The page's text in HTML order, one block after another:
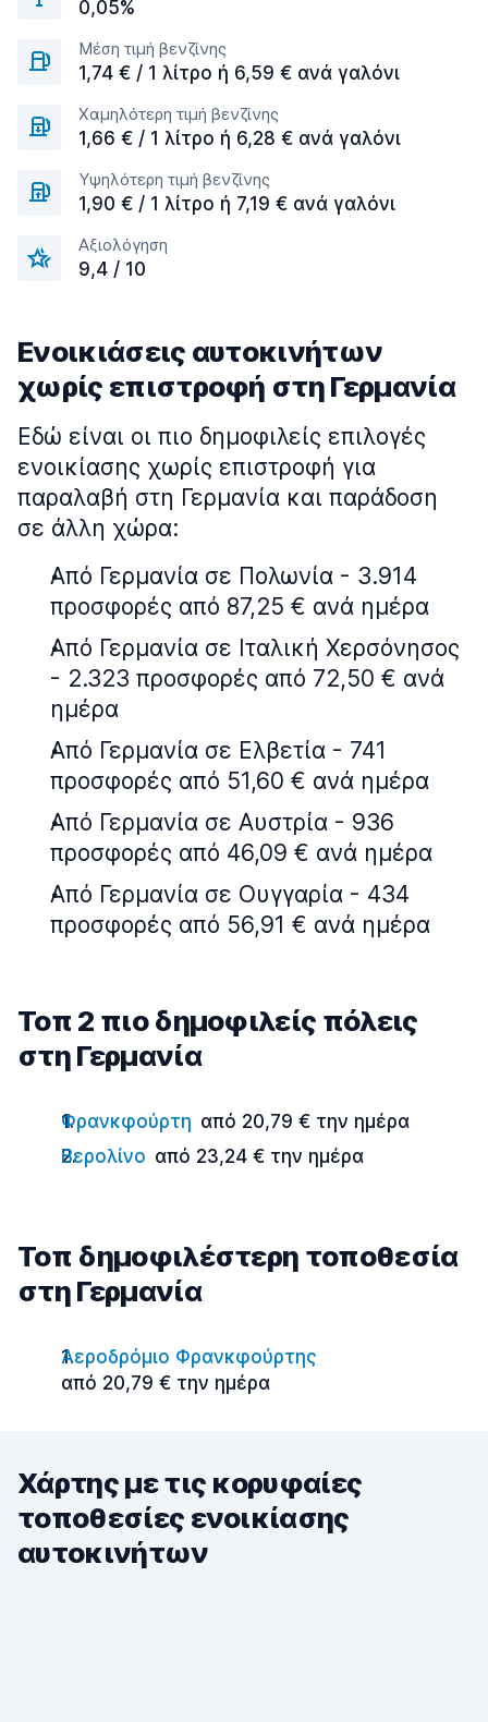
0,05%
Μέση τιμή βενζίνης
1,74 € / 1 λίτρο ή 6,59 € ανά γαλόνι
Χαμηλότερη τιμή βενζίνης
1,66 € / 1 λίτρο ή 6,28 € ανά γαλόνι
Υψηλότερη τιμή βενζίνης
1,90 € / 1 λίτρο ή 7,19 € ανά γαλόνι
Αξιολόγηση
9,4 / 10
Ενοικιάσεις αυτοκινήτων
χωρίς επιστροφή στη Γερμανία
Εδώ είναι οι πιο δημοφιλείς επιλογές
ενοικίασης χωρίς επιστροφή για
παραλαβή στη Γερμανία και παράδοση
σε άλλη χώρα:
Από Γερμανία σε Πολωνία - 3.914
προσφορές από 87,25 € ανά ημέρα
Από Γερμανία σε Ιταλική Χερσόνησος
- 2.323 προσφορές από 72,50 € ανά
ημέρα
Από Γερμανία σε Ελβετία - 741
προσφορές από 51,60 € ανά ημέρα
Από Γερμανία σε Αυστρία - 936
προσφορές από 46,09 € ανά ημέρα
Από Γερμανία σε Ουγγαρία - 434
προσφορές από 56,91 € ανά ημέρα
Τοπ 2 πιο δημοφιλείς πόλεις
στη Γερμανία
Φρανκφούρτη από 20,79 € την ημέρα
Βερολίνο από 23,24 € την ημέρα
Τοπ δημοφιλέστερη τοποθεσία
στη Γερμανία
Αεροδρόμιο Φρανκφούρτης
από 20,79 € την ημέρα
Χάρτης με τις κορυφαίες
τοποθεσίες ενοικίασης
αυτοκινήτων